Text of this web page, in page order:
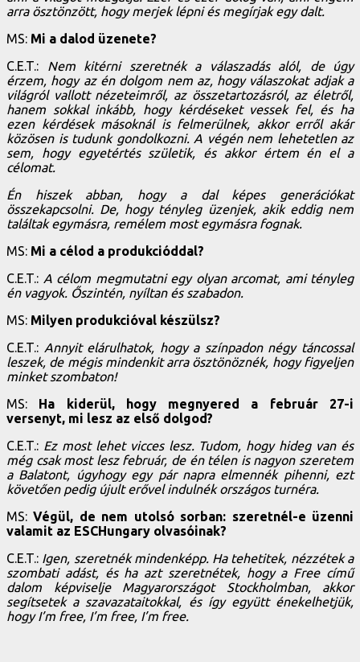
arra ösztönzött, hogy merjek lépni és megírjak egy dalt.
MS: Mi a dalod üzenete?
C.E.T.: Nem kitérni szeretnék a válaszadás alól, de úgy
érzem, hogy az én dolgom nem az, hogy válaszokat adjak a
világról vallott nézeteimről, az összetartozásról, az életről,
hanem sokkal inkább, hogy kérdéseket vessek fel, és ha
ezen kérdések másoknál is felmerülnek, akkor erről akár
közösen is tudunk gondolkozni. A végén nem lehetetlen az
sem, hogy egyetértés születik, és akkor értem én el a
célomat.
Én hiszek abban, hogy a dal képes generációkat
összekapcsolni. De, hogy tényleg üzenjek, akik eddig nem
találtak egymásra, remélem most egymásra fognak.
MS: Mi a célod a produkcióddal?
C.E.T.: A célom megmutatni egy olyan arcomat, ami tényleg
én vagyok. Őszintén, nyíltan és szabadon.
MS: Milyen produkcióval készülsz?
C.E.T.: Annyit elárulhatok, hogy a színpadon négy táncossal
leszek, de mégis mindenkit arra ösztönöznék, hogy figyeljen
minket szombaton!
MS: Ha kiderül, hogy megnyered a február 27-i
versenyt, mi lesz az első dolgod?
C.E.T.: Ez most lehet vicces lesz. Tudom, hogy hideg van és
még csak most lesz február, de én télen is nagyon szeretem
a Balatont, úgyhogy egy pár napra elmennék pihenni, ezt
követően pedig újult erővel indulnék országos turnéra.
MS:Végül, de nem utolsó sorban: szeretnél-e üzenni
valamit az ESCHungary olvasóinak?
C.E.T.: Igen, szeretnék mindenképp. Ha tehetitek, nézzétek a
szombati adást, és ha azt szeretnétek, hogy a Free című
dalom képviselje Magyarországot Stockholmban, akkor
segítsetek a szavazataitokkal, és így együtt énekelhetjük,
hogy I’m free, I’m free, I’m free.